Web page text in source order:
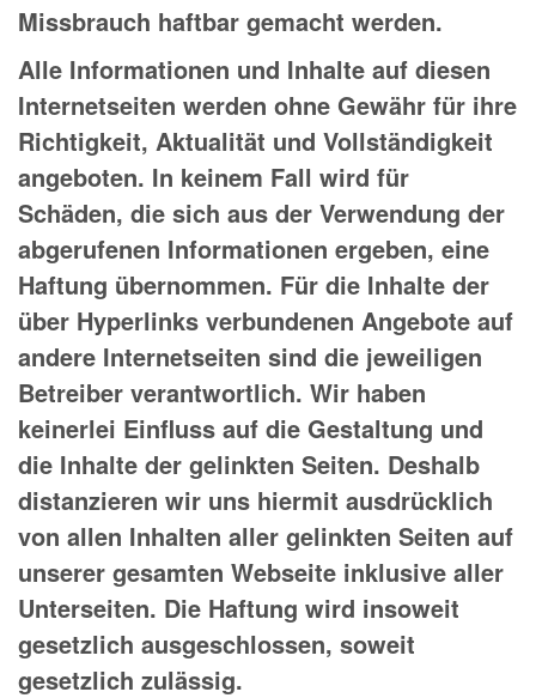
Missbrauch haftbar gemacht werden.
Alle Informationen und Inhalte auf diesen
Internetseiten werden ohne Gewähr für ihre
Richtigkeit, Aktualität und Vollständigkeit
angeboten. In keinem Fall wird für
Schäden, die sich aus der Verwendung der
abgerufenen Informationen ergeben, eine
Haftung übernommen. Für die Inhalte der
über Hyperlinks verbundenen Angebote auf
andere Internetseiten sind die jeweiligen
Betreiber verantwortlich. Wir haben
keinerlei Einfluss auf die Gestaltung und
die Inhalte der gelinkten Seiten. Deshalb
distanzieren wir uns hiermit ausdrücklich
von allen Inhalten aller gelinkten Seiten auf
unserer gesamten Webseite inklusive aller
Unterseiten. Die Haftung wird insoweit
gesetzlich ausgeschlossen, soweit
gesetzlich zulässig.